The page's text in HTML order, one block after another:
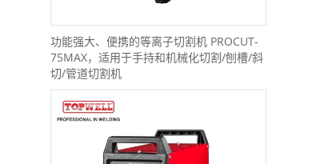
功能强大、便携的等离子切割机 PROCUT-
75MAX，适用于手持和机械化切割/刨槽/斜
切/管道切割机